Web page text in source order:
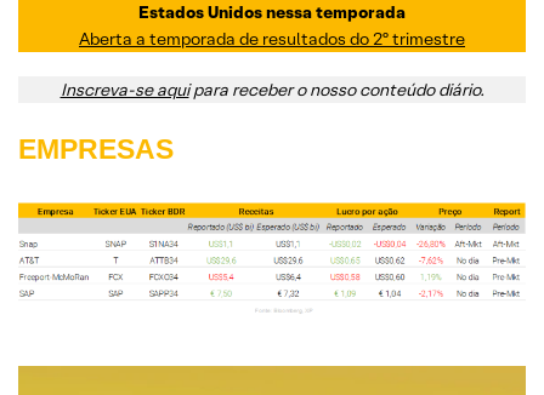
Estados Unidos nessa temporada
Aberta a temporada de resultados do 2º trimestre
Inscreva-se aquipara receber o nosso conteúdo diário.
EMPRESAS